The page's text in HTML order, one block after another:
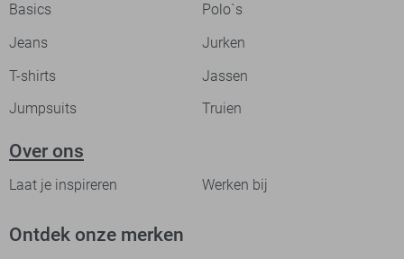
Basics
Polo`s
Jeans
Jurken
T-shirts
Jassen
Jumpsuits
Truien
Over ons
Laat je inspireren Werken bij
Ontdek onze merken